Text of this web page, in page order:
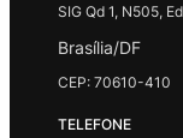
SIG Qd 1, N505,
Brasília/DF
CEP: 70610-410
TELEFONE